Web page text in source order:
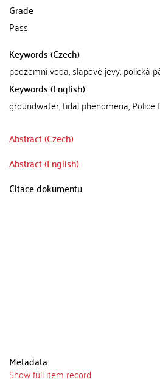
Grade
Pass
Keywords (Czech)
podzemní voda, slapové jevy, polická
Keywords (English)
groundwater, tidal phenomena, Police
Abstract (Czech)
Abstract (English)
Citace dokumentu
Metadata
Show full item record